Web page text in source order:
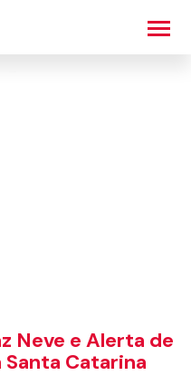
Neve e Alerta de
Santa Catarina